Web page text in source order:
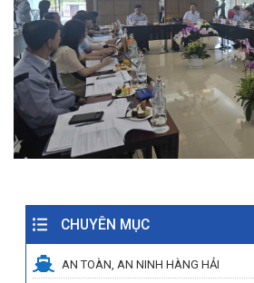
CHUYÊN MỤC
AN TOÀN, AN NINH HÀNG HẢI